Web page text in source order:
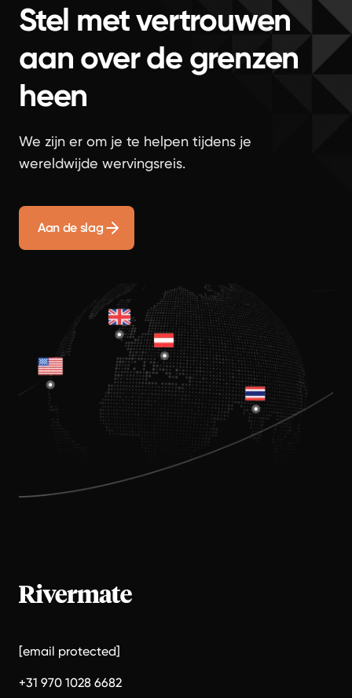
Stel met vertrouwen
aan over de grenzen
heen
We zijn er om je te helpen tijdens je
wereldwijde wervingsreis.
Aan de slag
[email protected]
+31 970 1028 6682